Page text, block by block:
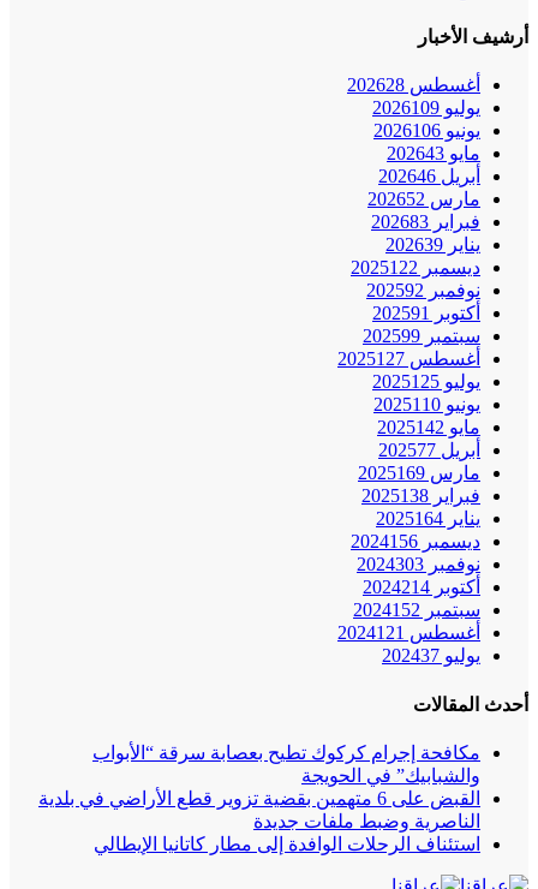
أرشيف الأخبار
أغسطس 2026 28
يوليو 2026 109
يونيو 2026 106
مايو 2026 43
أبريل 2026 46
مارس 2026 52
فبراير 2026 83
يناير 2026 39
ديسمبر 2025 122
نوفمبر 2025 92
أكتوبر 2025
91
سبتمبر 2025 99
أغسطس 2025 127
يوليو 2025 125
يونيو 2025 110
مايو 2025 142
أبريل 2025 77
مارس 2025 169
فبراير 2025 138
يناير 2025 164
ديسمبر 2024 156
نوفمبر 2024 303
أكتوبر 2024 214
سبتمبر 2024 152
أغسطس 2024 121
يوليو 2024 37
أحدث المقالات
مكافحة إجرام كركوك تطيح بعصابة سرقة “الأبواب
والشبابيك” في الحويجة
القبض على 6 متهمين بقضية تزوير قطع الأراضي في بلدية
الناصرية وضبط ملفات جديدة
استئناف الرحلات الوافدة إلى مطار كاتانيا الإيطالي